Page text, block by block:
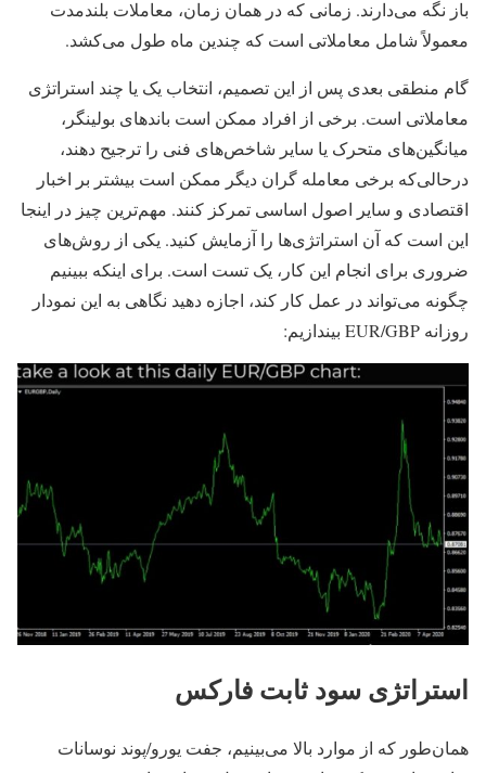
باز نگه می‌دارند. زمانی که در همان زمان، معاملات بلندمدت
معمولاً شامل معاملاتی است که چندین ماه طول می‌کشد.
گام منطقی بعدی پس از این تصمیم، انتخاب یک یا چند استراتژی
معاملاتی است. برخی از افراد ممکن است باندهای بولینگر،
میانگین‌های متحرک یا سایر شاخص‌های فنی را ترجیح دهند،
درحالی‌که برخی معامله گران دیگر ممکن است بیشتر بر اخبار
اقتصادی و سایر اصول اساسی تمرکز کنند. مهم‌ترین چیز در اینجا
این است که آن استراتژی‌ها را آزمایش کنید. یکی از روش‌های
ضروری برای انجام این کار، یک تست است. برای اینکه ببینیم
چگونه می‌تواند در عمل کار کند، اجازه دهید نگاهی به این نمودار
روزانه EUR/GBP بیندازیم:
استراتژی سود ثابت فارکس
همان‌طور که از موارد بالا می‌بینیم، جفت یورو/پوند نوسانات